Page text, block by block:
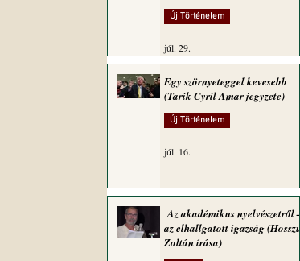
Új Történelem
júl. 29.
Egy szörnyeteggel kevesebb
(Tarik Cyril Amar jegyzete)
Új Történelem
júl. 16.
Az akadémikus nyelvészetről –
az elhallgatott igazság (Hosszú
Zoltán írása)